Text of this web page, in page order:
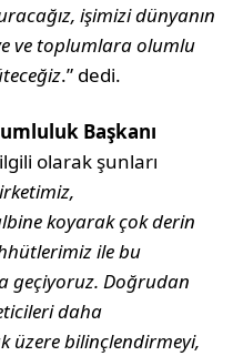
işimizi dünyanın
ve toplumlara olumlu
.” dedi.
Başkanı
olarak şunları
koyarak çok derin
ile bu
geçiyoruz. Doğrudan
daha
üzere bilinçlendirmeyi,